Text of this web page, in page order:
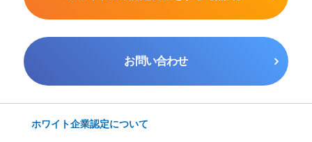
お問い合わせ
ホワイト企業認定について